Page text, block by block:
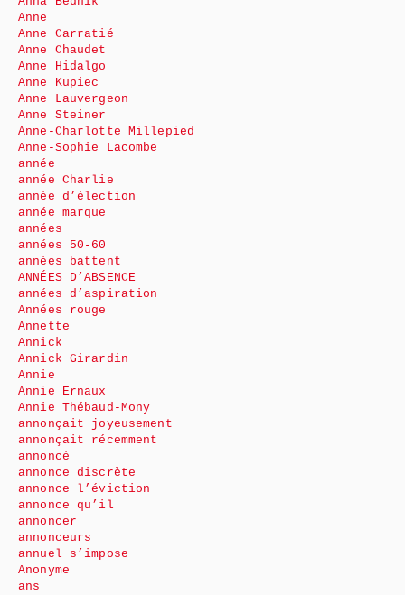
Anne
Anne Carratié
Anne Chaudet
Anne Hidalgo
Anne Kupiec
Anne Lauvergeon
Anne Steiner
Anne-Charlotte Millepied
Anne-Sophie Lacombe
année
année Charlie
année d’élection
année marque
années
années 50-60
années battent
ANNÉES D’ABSENCE
années d’aspiration
Années rouge
Annette
Annick
Annick Girardin
Annie
Annie Ernaux
Annie Thébaud-Mony
annonçait joyeusement
annonçait récemment
annoncé
annonce discrète
annonce l’éviction
annonce qu’il
annoncer
annonceurs
annuel s’impose
Anonyme
ans